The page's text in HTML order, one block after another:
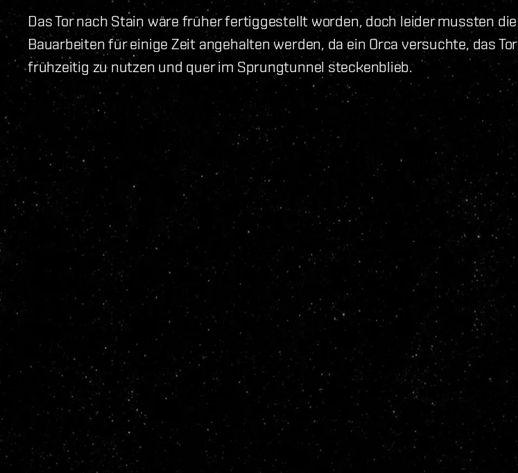
Das Tor nach Stain wäre früher fertiggestellt worden, doch leider mussten die
Bauarbeiten für einige Zeit angehalten werden, da ein Orca versuchte, das Tor
frühzeitig zu nutzen und quer im Sprungtunnel steckenblieb.